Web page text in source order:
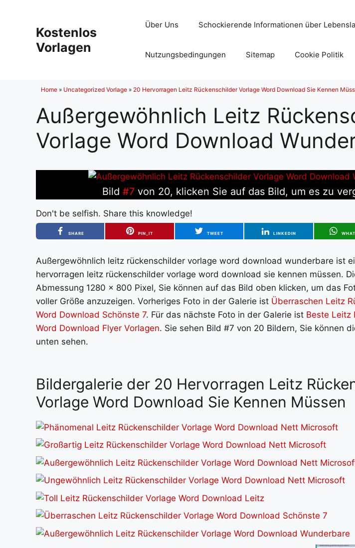
Kostenlos
Vorlagen
Über Uns Schockierende Informationen über
Nutzungsbedingungen Sitemap Cookie Politik
Home » Uncategorized Vorlage » 20 Hervorragen Leitz Rückenschilder Vorlage Word Download Sie Kennen
Außergewöhnlich Leitz
Vorlage Word Download
Bild #7von 20, klicken Sie auf das Bild, um es zu
Don't be selfish. Share this knowledge!
SHARE PIN_IT TWEET LINKEDIN
Außergewöhnlich leitz rückenschilder vorlage word download wunderbare ist
hervorragen leitz rückenschilder vorlage word download sie kennen müssen.
Abmessung 1280 x 800 Pixel, Sie können auf das Bild oben klicken, um das
voller Größe anzuzeigen. Vorheriges Foto in der Galerie ist Überraschen Leitz
Word Download Schönste 7. Für das nächste Foto in der Galerie ist Beste Leitz
Word Download Flyer Vorlagen. Sie sehen Bild #7 von 20 Bildern, Sie können
unten sehen.
Bildergalerie der 20 Hervorragen Leitz
Vorlage Word Download Sie Kennen Müssen